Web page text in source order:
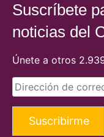
Suscríbete
noticias del
Únete a otros
Suscribirme